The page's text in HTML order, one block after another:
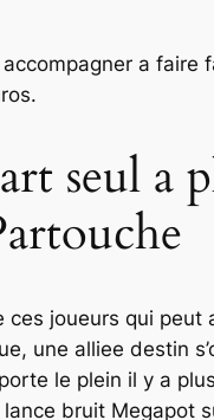
a
seul a
joueurs qui
une alliee destin
le plein il y a
bruit Megapot